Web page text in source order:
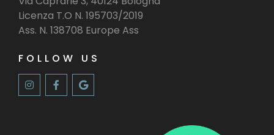
Licenza T.O N. 195703/2019
Ass. N. 138708 Europe Ass
FOLLOW US